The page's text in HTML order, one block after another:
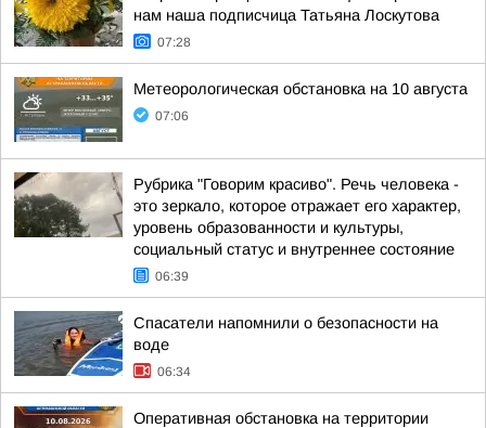
нам наша подписчица Татьяна Лоскутова
07:28
Метеорологическая обстановка на 10 августа
07:06
Рубрика "Говорим красиво". Речь человека -
это зеркало, которое отражает его характер,
уровень образованности и культуры,
социальный статус и внутреннее состояние
06:39
Спасатели напомнили о безопасности на
воде
06:34
Оперативная обстановка на территории